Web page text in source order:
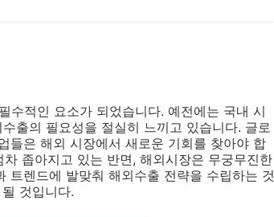
수적인 요소가 되었습니다. 예전에는 국내 시
출의 필요성을 절실히 느끼고 있습니다. 글로
들은 해외 시장에서 새로운 기회를 찾아야 합
좁아지고 있는 반면, 해외시장은 무궁무진한
트렌드에 발맞춰 해외수출 전략을 수립하는 것
것입니다.